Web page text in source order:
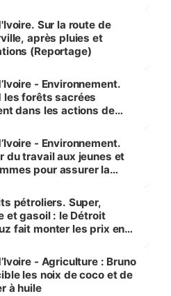
Ouattara
Sur la route de
après pluies et
(Reportage)
- Environnement.
les forêts sacrées
dans les actions de
- Environnement.
du travail aux jeunes et
pour assurer la
pétroliers. Super,
et gasoil : le Détroit
fait monter les prix en
- Agriculture : Bruno
les noix de coco et de
à huile